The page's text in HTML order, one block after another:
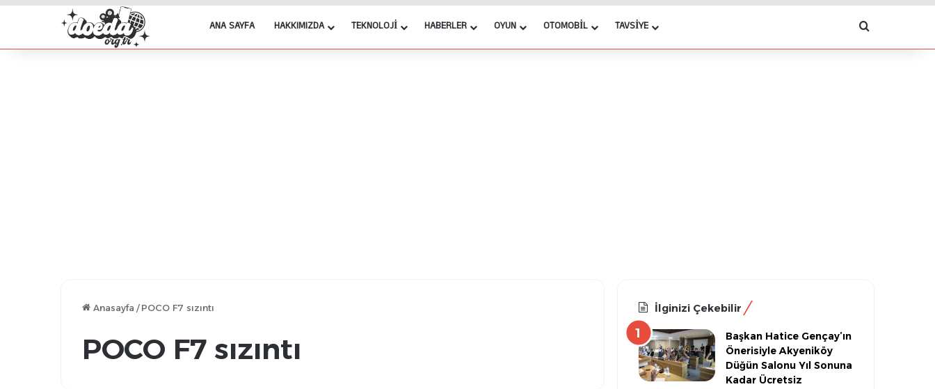
ANA SAYFA HAKKIMIZDA TEKNOLOJI HABERLER OYUN OTOMOBIL TAVSIYE Arama yap
Anasayfa / POCO F7 sızıntı
POCO F7 sızıntı
İlginizi Çekebilir
Başkan Hatice Gençay’ın
Önerisiyle Akyeniköy
Düğün Salonu Yıl Sonuna
Kadar Ücretsiz